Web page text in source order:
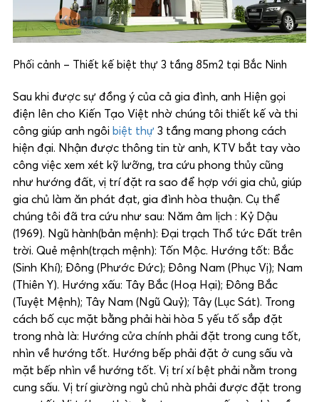
Phối cảnh – Thiết kế biệt thự 3 tầng 85m2 tại Bắc Ninh
Sau khi được sự đồng ý của cả gia đình, anh Hiện gọi
điện lên cho Kiến Tạo Việt nhờ chúng tôi thiết kế và thi
công giúp anh ngôi biệt thự 3 tầng mang phong cách
hiện đại. Nhận được thông tin từ anh, KTV bắt tay vào
công việc xem xét kỹ lưỡng, tra cứu phong thủy cũng
như hướng đất, vị trí đặt ra sao để hợp với gia chủ, giúp
gia chủ làm ăn phát đạt, gia đình hòa thuận. Cụ thể
chúng tôi đã tra cứu như sau: Năm âm lịch : Kỷ Dậu
(1969). Ngũ hành(bản mệnh): Đại trạch Thổ tức Đất trên
trời. Quẻ mệnh(trạch mệnh): Tốn Mộc. Hướng tốt: Bắc
(Sinh Khí); Đông (Phước Đức); Đông Nam (Phục Vị); Nam
(Thiên Y). Hướng xấu: Tây Bắc (Hoạ Hại); Đông Bắc
(Tuyệt Mệnh); Tây Nam (Ngũ Quỷ); Tây (Lục Sát). Trong
cách bố cục mặt bằng phải hài hòa 5 yếu tố sắp đặt
trong nhà là: Hướng cửa chính phải đặt trong cung tốt,
nhìn về hướng tốt. Hướng bếp phải đặt ở cung sấu và
mặt bếp nhìn về hướng tốt. Vị trí xí bệt phải nằm trong
cung sấu. Vị trí giường ngủ chủ nhà phải được đặt trong